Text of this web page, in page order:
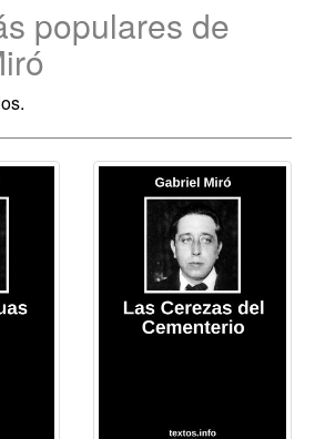
populares de